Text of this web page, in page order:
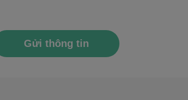
Gửi thông tin